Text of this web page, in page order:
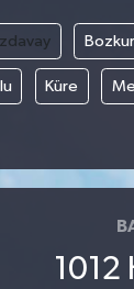
Küre
1012